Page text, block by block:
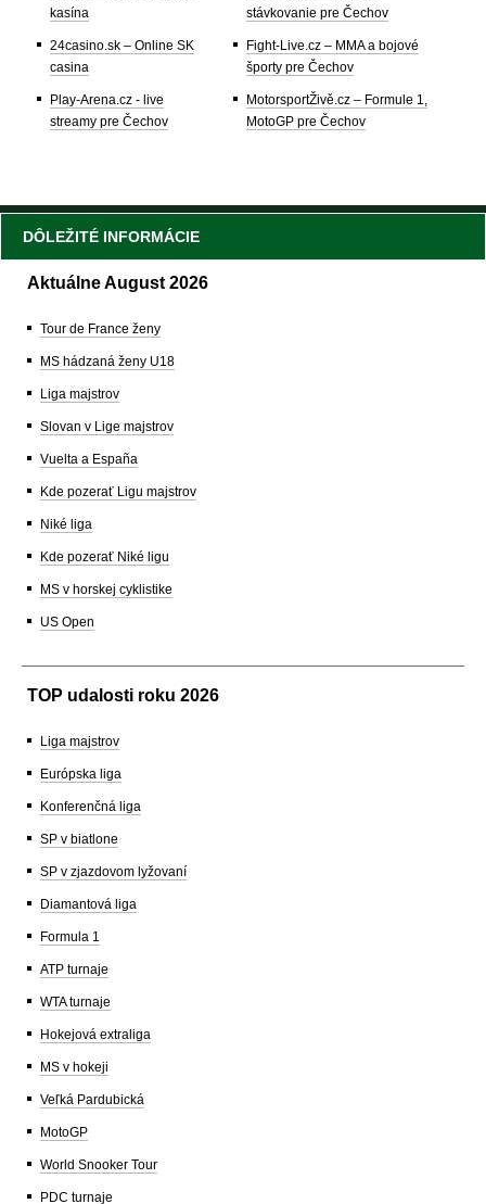
kasína
24casino.sk – Online SK
casina
Play-Arena.cz - live
streamy pre Čechov
stávkovanie pre Čechov
Fight-Live.cz – MMA a bojové
športy pre Čechov
MotorsportŽivě.cz – Formule 1,
MotoGP pre Čechov
DÔLEŽITÉ INFORMÁCIE
Aktuálne August 2026
Tour de France ženy
MS hádzaná ženy U18
Liga majstrov
Slovan v Lige majstrov
Vuelta a España
Kde pozerať Ligu majstrov
Niké liga
Kde pozerať Niké ligu
MS v horskej cyklistike
US Open
TOP udalosti roku 2026
Liga majstrov
Európska liga
Konferenčná liga
SP v biatlone
SP v zjazdovom lyžovaní
Diamantová liga
Formula 1
ATP turnaje
WTA turnaje
Hokejová extraliga
MS v hokeji
Veľká Pardubická
MotoGP
World Snooker Tour
PDC turnaje